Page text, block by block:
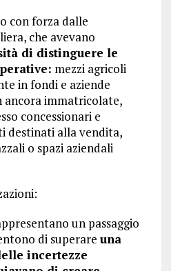
con forza dalle
che avevano
di distinguere le
mezzi agricoli
in fondi e aziende
ancora immatricolate,
concessionari e
destinati alla vendita,
o spazi aziendali
un passaggio
di superare una
incertezze